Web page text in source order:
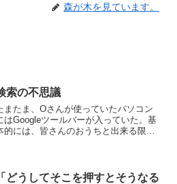
森が木を見ています。
索の不思議
またま、Oさんが使っていたパソコン
はGoogleツールバーが入っていた。基
的には、皆さんのおうちと出来る限り
階で教える＃...
「どうしてそこを押すとそうなる